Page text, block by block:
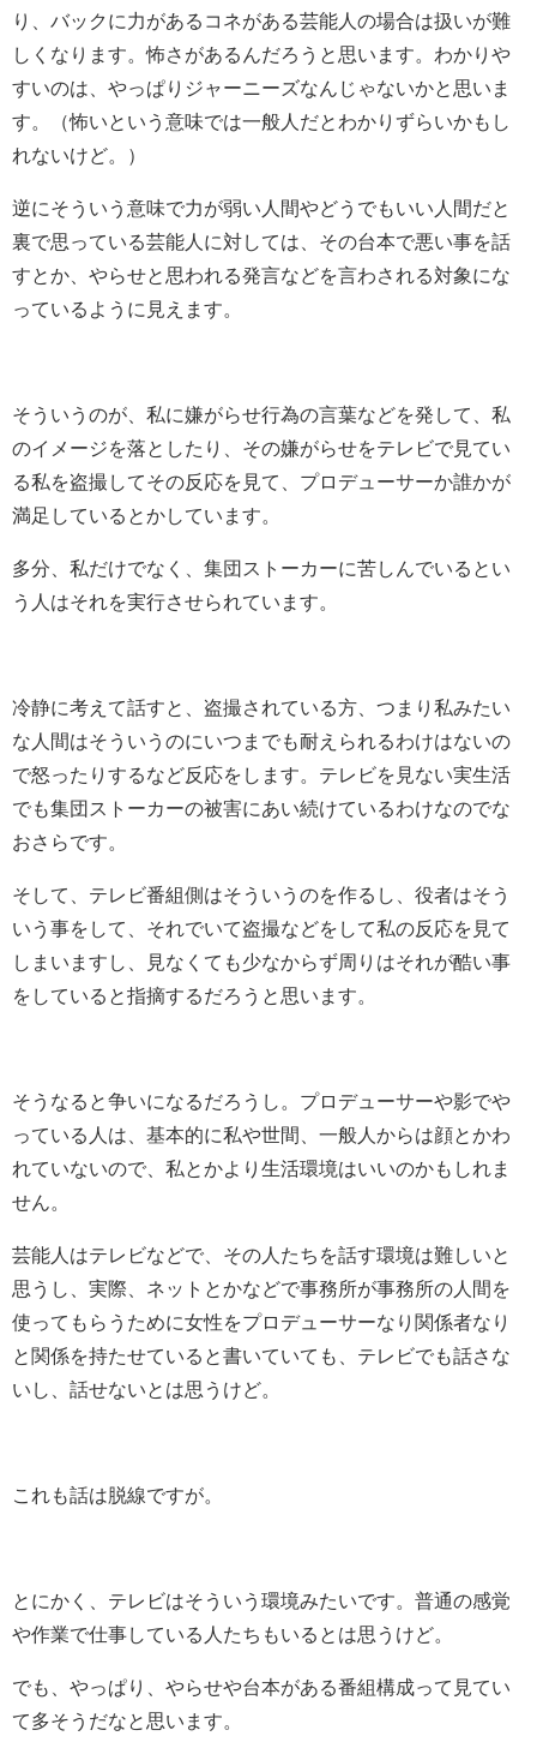
り、バックに力があるコネがある芸能人の場合は扱いが難
しくなります。怖さがあるんだろうと思います。わかりや
すいのは、やっぱりジャーニーズなんじゃないかと思いま
す。（怖いという意味では一般人だとわかりずらいかもし
れないけど。）
逆にそういう意味で力が弱い人間やどうでもいい人間だと
裏で思っている芸能人に対しては、その台本で悪い事を話
すとか、やらせと思われる発言などを言わされる対象にな
っているように見えます。
そういうのが、私に嫌がらせ行為の言葉などを発して、私
のイメージを落としたり、その嫌がらせをテレビで見てい
る私を盗撮してその反応を見て、プロデューサーか誰かが
満足しているとかしています。
多分、私だけでなく、集団ストーカーに苦しんでいるとい
う人はそれを実行させられています。
冷静に考えて話すと、盗撮されている方、つまり私みたい
な人間はそういうのにいつまでも耐えられるわけはないの
で怒ったりするなど反応をします。テレビを見ない実生活
でも集団ストーカーの被害にあい続けているわけなのでな
おさらです。
そして、テレビ番組側はそういうのを作るし、役者はそう
いう事をして、それでいて盗撮などをして私の反応を見て
しまいますし、見なくても少なからず周りはそれが酷い事
をしていると指摘するだろうと思います。
そうなると争いになるだろうし。プロデューサーや影でや
っている人は、基本的に私や世間、一般人からは顔とかわ
れていないので、私とかより生活環境はいいのかもしれま
せん。
芸能人はテレビなどで、その人たちを話す環境は難しいと
思うし、実際、ネットとかなどで事務所が事務所の人間を
使ってもらうために女性をプロデューサーなり関係者なり
と関係を持たせていると書いていても、テレビでも話さな
いし、話せないとは思うけど。
これも話は脱線ですが。
とにかく、テレビはそういう環境みたいです。普通の感覚
や作業で仕事している人たちもいるとは思うけど。
でも、やっぱり、やらせや台本がある番組構成って見てい
て多そうだなと思います。